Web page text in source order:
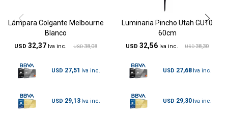
Lámpara Colgante Melbourne
Blanco
USD 32,37 USD 38,08
USD 27,51
USD 29,13
Luminaria Pincho Utah GU10
60cm
USD 32,56 USD 38,30
USD 27,68
USD 29,30